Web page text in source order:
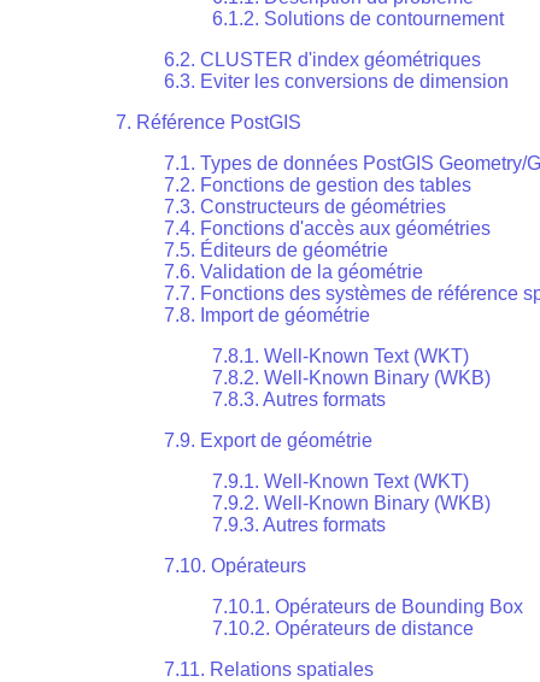
6.1.2. Solutions de contournement
6.2. CLUSTER d'index géométriques
6.3. Eviter les conversions de dimension
7. Référence PostGIS
7.1. Types de données PostGIS Geometry/
7.2. Fonctions de gestion des tables
7.3. Constructeurs de géométries
7.4. Fonctions d'accès aux géométries
7.5. Éditeurs de géométrie
7.6. Validation de la géométrie
7.7. Fonctions des systèmes de référence
7.8. Import de géométrie
7.8.1. Well-Known Text (WKT)
7.8.2. Well-Known Binary (WKB)
7.8.3. Autres formats
7.9. Export de géométrie
7.9.1. Well-Known Text (WKT)
7.9.2. Well-Known Binary (WKB)
7.9.3. Autres formats
7.10. Opérateurs
7.10.1. Opérateurs de Bounding Box
7.10.2. Opérateurs de distance
7.11. Relations spatiales